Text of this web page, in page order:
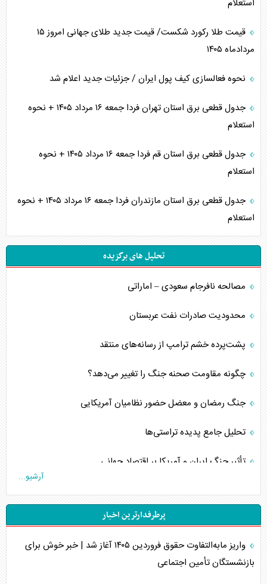
استعلام
قیمت طلا رکورد شکست/ قیمت جدید طلای جهانی امروز ۱۵
مردادماه ۱۴۰۵
نحوه فعالسازی کیف پول ایران / جزئیات جدید اعلام شد
جدول قطعی برق استان تهران فردا جمعه ۱۶ مرداد ۱۴۰۵ + نحوه
استعلام
جدول قطعی برق استان قم فردا جمعه ۱۶ مرداد ۱۴۰۵ + نحوه
استعلام
جدول قطعی برق استان مازندران فردا جمعه ۱۶ مرداد ۱۴۰۵ + نحوه
استعلام
تحلیل های برگزیده
مصالحه نافرجام سعودی – اماراتی
محدودیت صادرات نفت عربستان
پشت‌پرده خشم ترامپ از رسانه‌های منتقد
چگونه مقاومت صحنه جنگ را تغییر می‌دهد؟
جنگ رمضان و معضل حضور نظامیان آمریکایی
تحلیل جامع پدیده تراستی‌ها
تأثیر جنگ ایران و آمریکا بر اقتصاد جهانی
تخریب پل‌ها در اوکراین و فروپاشی روایت دوگانه غرب
اربعین، کابوس مشترک تل‌آویو-واشنگتن
برنامه هفتم توسعه در نقطه کور سیاستگذاری
آرشیو...
پرطرفدارترین اخبار
واریز مابه‌التفاوت حقوق فروردین ۱۴۰۵ آغاز شد | خبر خوش برای
بازنشستگان تأمین اجتماعی